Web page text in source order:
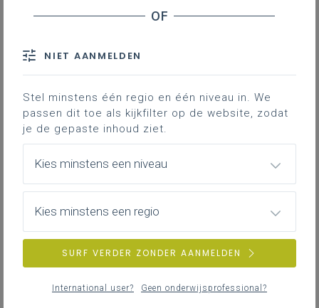
NIET AANMELDEN
Stel minstens één regio en één niveau in. We
passen dit toe als kijkfilter op de website, zodat
je de gepaste inhoud ziet.
Kies minstens een niveau
Kies minstens een regio
SURF VERDER ZONDER AANMELDEN
International user? Geen onderwijsprofessional?